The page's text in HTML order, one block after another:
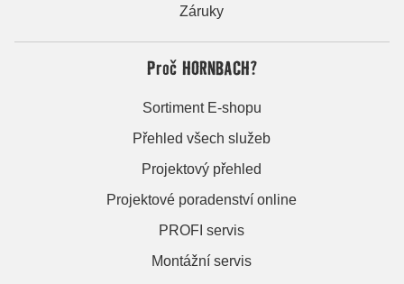
Záruky
Proč HORNBACH?
Sortiment E-shopu
Přehled všech služeb
Projektový přehled
Projektové poradenství online
PROFI servis
Montážní servis